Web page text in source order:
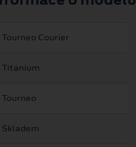
Tourneo Courier
Titanium
Tourneo
Skladem